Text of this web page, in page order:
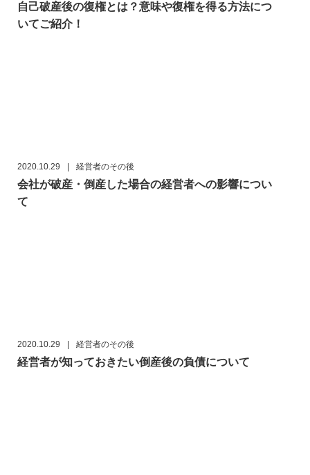
自己破産後の復権とは？意味や復権を得る方法につ
いてご紹介！
2020.10.29 経営者のその後
会社が破産・倒産した場合の経営者への影響につい
て
2020.10.29 経営者のその後
経営者が知っておきたい倒産後の負債について